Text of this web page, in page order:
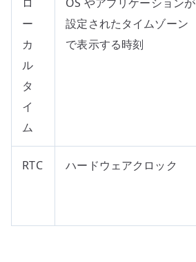
ー
カ
ル
タ
イ
ム
設定されたタイムゾーン
で表示する時刻
RTC ハードウェアクロック